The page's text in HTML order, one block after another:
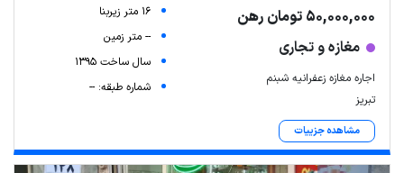
50,000,000 تومان رهن
مغازه و تجاری
اجاره مغازه زعفرانیه شبنم
تبریز
مشاهده جزییات
16 متر زیربنا
-- متر زمین
سال ساخت 1395
شماره طبقه: --